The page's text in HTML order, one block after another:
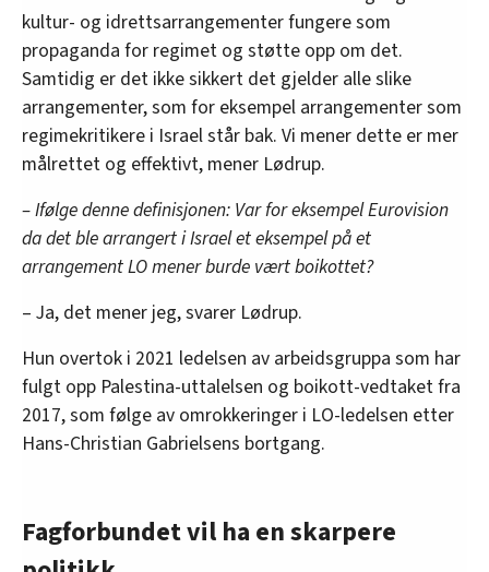
kultur- og idrettsarrangementer fungere som
propaganda for regimet og støtte opp om det.
Samtidig er det ikke sikkert det gjelder alle slike
arrangementer, som for eksempel arrangementer som
regimekritikere i Israel står bak. Vi mener dette er mer
målrettet og effektivt, mener Lødrup.
– Ifølge denne definisjonen: Var for eksempel Eurovision
da det ble arrangert i Israel et eksempel på et
arrangement LO mener burde vært boikottet?
– Ja, det mener jeg, svarer Lødrup.
Hun overtok i 2021 ledelsen av arbeidsgruppa som har
fulgt opp Palestina-uttalelsen og boikott-vedtaket fra
2017, som følge av omrokkeringer i LO-ledelsen etter
Hans-Christian Gabrielsens bortgang.
Fagforbundet vil ha en skarpere